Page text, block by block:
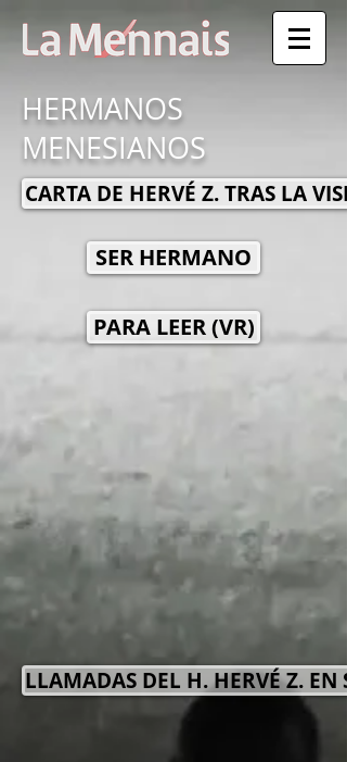
HERMANOS
MENESIANOS
CARTA DE HERVÉ Z. TRAS LA
SER HERMANO
PARA LEER (VR)
LLAMADAS DEL H. HERVÉ Z. EN